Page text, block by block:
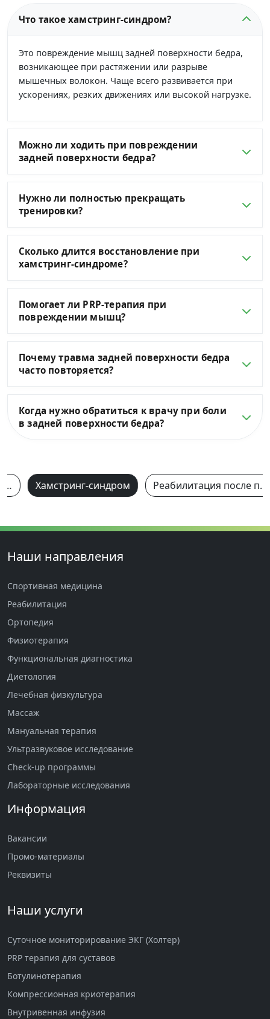
Что такое хамстринг-синдром?
Это повреждение мышц задней поверхности бедра,
возникающее при растяжении или разрыве
мышечных волокон. Чаще всего развивается при
ускорениях, резких движениях или высокой нагрузке.
Можно ли ходить при повреждении
задней поверхности бедра?
Нужно ли полностью прекращать
тренировки?
Сколько длится восстановление при
хамстринг-синдроме?
Помогает ли PRP-терапия при
повреждении мышц?
Почему травма задней поверхности бедра
часто повторяется?
Когда нужно обратиться к врачу при боли
в задней поверхности бедра?
Повреждение приводящей группы мышц бедра и пубалгии Хамстринг-синдром Реабилитация после перелома
Наши направления
Спортивная медицина
Реабилитация
Ортопедия
Физиотерапия
Функциональная диагностика
Диетология
Лечебная физкультура
Массаж
Мануальная терапия
Ультразвуковое исследование
Check-up программы
Лабораторные исследования
Информация
Вакансии
Промо-материалы
Реквизиты
Наши услуги
Суточное мониторирование ЭКГ (Холтер)
PRP терапия для суставов
Ботулинотерапия
Компрессионная криотерапия
Внутривенная инфузия